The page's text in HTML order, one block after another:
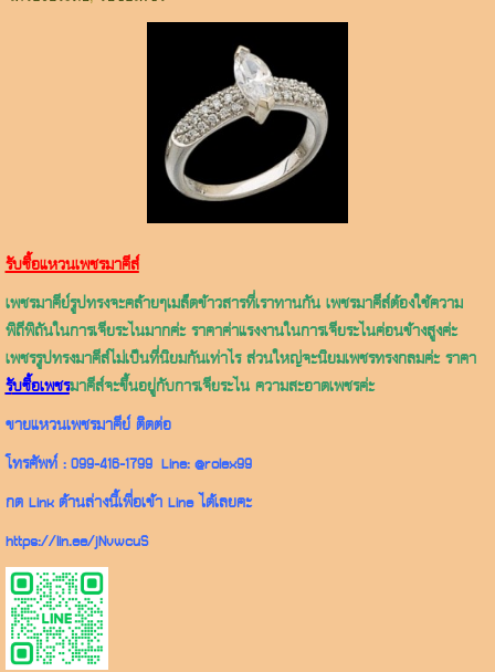
รับซื้อแหวนเพชรมาคีส์
เพชรมาคีย์รูปทรงจะคล้ายๆเมล็ดข้าวสารที่เราทานกัน เพชรมาคีส์ต้องใช้ความ
พิถีพิถันในการเจียระไนมากค่ะ ราคาค่าแรงงานในการเจียระไนค่อนข้างสูงค่ะ
เพชรรูปทรงมาคีส์ไม่เป็นที่นิยมกันเท่าไร ส่วนใหญ่จะนิยมเพชรทรงกลมค่ะ ราคา
รับซื้อเพชรมาคีส์จะขึ้นอยู่กับการเจียระไน ความสะอาดเพชรค่ะ
ขายแหวนเพชรมาคีย์ ติดต่อ
โทรศัพท์ :099-416-1799 Line:@rolex99
กด Link ด้านล่างนี้เพื่อเข้า Line ได้เลยคะ
https://lin.ee/jNvwcuS